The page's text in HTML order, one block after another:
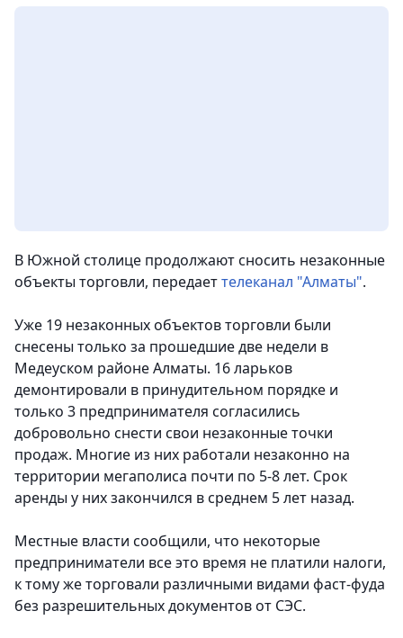
В Южной столице продолжают сносить незаконные
объекты торговли, передаеттелеканал "Алматы".
Уже 19 незаконных объектов торговли были
снесены только за прошедшие две недели в
Медеуском районе Алматы. 16 ларьков
демонтировали в принудительном порядке и
только 3 предпринимателя согласились
добровольно снести свои незаконные точки
продаж. Многие из них работали незаконно на
территории мегаполиса почти по 5-8 лет. Срок
аренды у них закончился в среднем 5 лет назад.
Местные власти сообщили, что некоторые
предприниматели все это время не платили налоги,
к тому же торговали различными видами фаст-фуда
без разрешительных документов от СЭС.